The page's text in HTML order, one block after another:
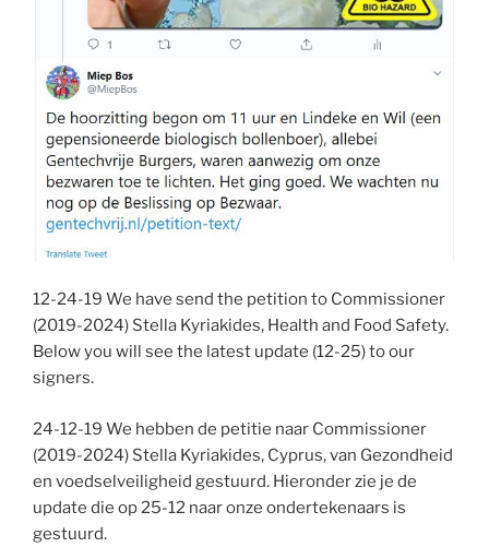
12-24-19 We have send the petition to Commissioner
(2019-2024) Stella Kyriakides, Health and Food Safety.
Below you will see the latest update (12-25) to our
signers.
24-12-19 We hebben de petitie naar Commissioner
(2019-2024) Stella Kyriakides, Cyprus, van Gezondheid
en voedselveiligheid gestuurd. Hieronder zie je de
update die op 25-12 naar onze ondertekenaars is
gestuurd.